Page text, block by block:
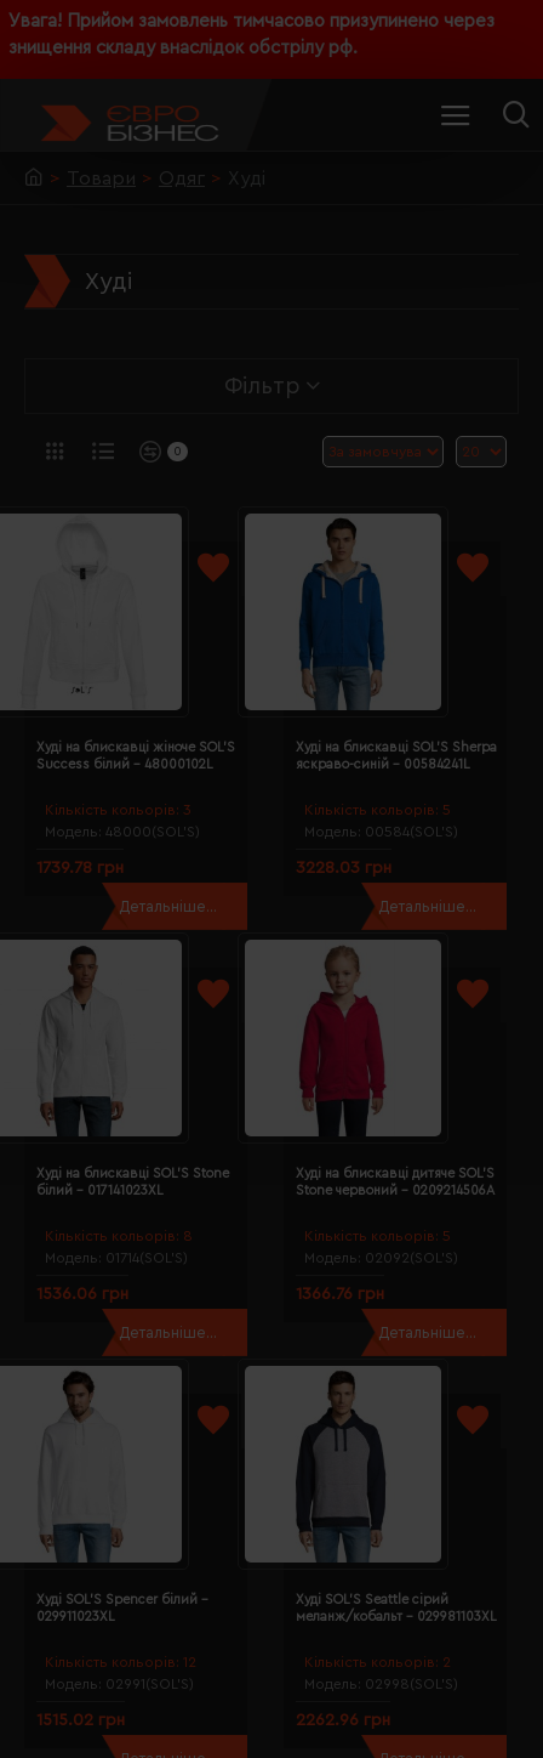
Увага! Прийом замовлень тимчасово призупинено через
знищення складу внаслідок обстрілу рф.
Товари Одяг Худі
Худі
Фільтр
0
Кількість кольорів: 3
Модель: 48000(SOL’S)
Худі на блискавці жіноче SOL'S
Success білий - 48000102L
1739.78 грн
Детальніше...
Кількість кольорів: 5
Модель: 00584(SOL’S)
Худі на блискавці SOL'S Sherpa
яскраво-синій - 00584241L
3228.03 грн
Детальніше...
Кількість кольорів: 8
Модель: 01714(SOL’S)
Худі на блискавці SOL'S Stone
білий - 017141023XL
1536.06 грн
Детальніше...
Кількість кольорів: 5
Модель: 02092(SOL’S)
Худі на блискавці дитяче SOL'S
Stone червоний - 0209214506A
1366.76 грн
Детальніше...
Кількість кольорів: 12
Модель: 02991(SOL’S)
Худі SOL'S Spencer білий -
029911023XL
1515.02 грн
Кількість кольорів: 2
Модель: 02998(SOL’S)
Худі SOL'S Seattle сірий
меланж/кобальт - 029981103XL
2262.96 грн